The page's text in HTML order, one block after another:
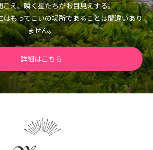
こえ、瞬く星たちがお目見えする。
もってこいの場所であることは間違いあり
ません。
詳細はこちら